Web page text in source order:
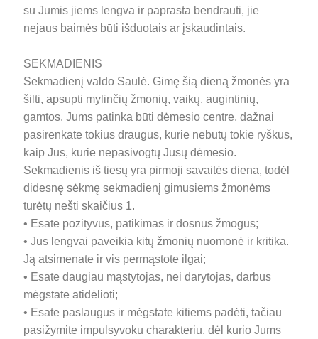
su Jumis jiems lengva ir paprasta bendrauti, jie
nejaus baimės būti išduotais ar įskaudintais.
SEKMADIENIS
Sekmadienį valdo Saulė. Gimę šią dieną žmonės yra
šilti, apsupti mylinčių žmonių, vaikų, augintinių,
gamtos. Jums patinka būti dėmesio centre, dažnai
pasirenkate tokius draugus, kurie nebūtų tokie ryškūs,
kaip Jūs, kurie nepasivogtų Jūsų dėmesio.
Sekmadienis iš tiesų yra pirmoji savaitės diena, todėl
didesnę sėkmę sekmadienį gimusiems žmonėms
turėtų nešti skaičius 1.
• Esate pozityvus, patikimas ir dosnus žmogus;
• Jus lengvai paveikia kitų žmonių nuomonė ir kritika.
Ją atsimenate ir vis permąstote ilgai;
• Esate daugiau mąstytojas, nei darytojas, darbus
mėgstate atidėlioti;
• Esate paslaugus ir mėgstate kitiems padėti, tačiau
pasižymite impulsyvoku charakteriu, dėl kurio Jums